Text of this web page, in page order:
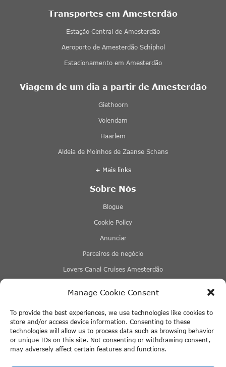
Manage Cookie Consent
To provide the best experiences, we use technologies like cookies to
store and/or access device information. Consenting to these
technologies will allow us to process data such as browsing behavior
or unique IDs on this site. Not consenting or withdrawing consent,
may adversely affect certain features and functions.
Transportes em Amesterdão
Estação Central de Amesterdão
Aeroporto de Amesterdão Schiphol
Estacionamento em Amesterdão
Viagem de um dia a partir de Amesterdão
Giethoorn
Volendam
Haarlem
Aldeia de Moinhos de Zaanse Schans
+ Mais links
Sobre Nós
Blogue
Cookie Policy
Anunciar
Parceiros de negócio
Lovers Canal Cruises Amesterdão
Eco Boats Amsterdam
+ Mais links
+ Mais links